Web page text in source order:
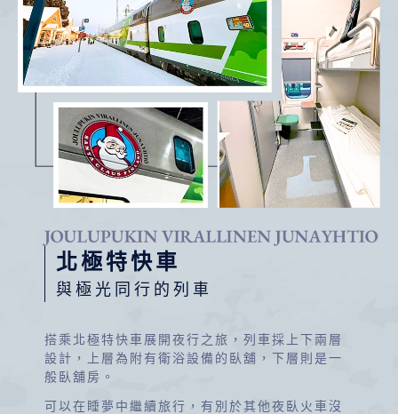
北極特快車
與極光同行的列車
搭乘北極特快車展開夜行之旅，列車採上下兩層
設計，上層為附有衛浴設備的臥舖，下層則是一
般臥舖房。
可以在睡夢中繼續旅行，有別於其他夜臥火車沒